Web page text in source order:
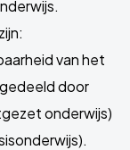
van het
door
onderwijs)